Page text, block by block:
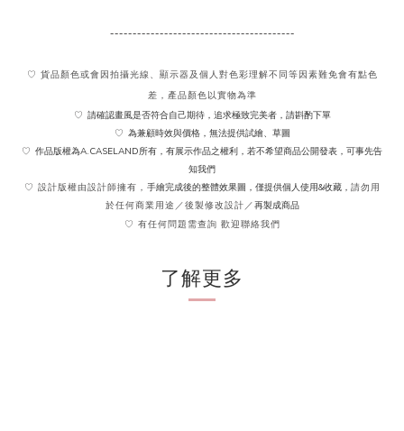
-----------------------------------------
♡ 貨品顏色或會因拍攝光線、顯示器及個人對色彩理解不同 等因素難免會有點色
差，產品顏色以實物為準
♡ 請確認畫風是否符合自己期待，追求極致完美者，請斟酌下單
♡ 為兼顧時效與價格，無法提供試繪、草圖
♡ 作品版權為A.CASELAND所有，有展示作品之權利，若不希望商品公開發表，可事先告
知我們
♡ 設計版權由設計師擁有， 手繪完成後的整體效果圖，僅提供個人使用&收藏， 請勿用
於任何商業用途／後製修改設計／再製成商品
♡ 有任何問題需查詢 歡迎聯絡我們
了解更多